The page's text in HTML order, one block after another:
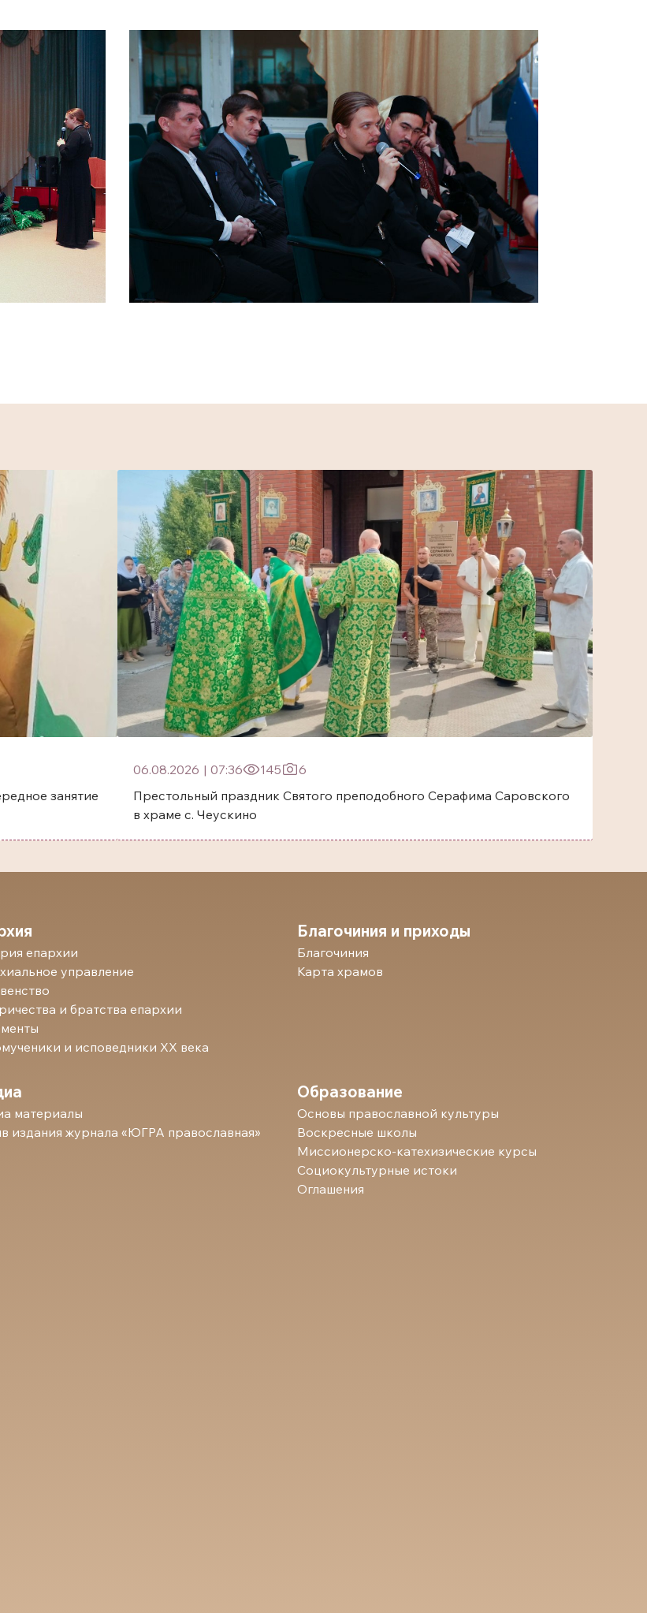
занятие
06.08.2026 | 07:36 145
6
Престольный праздник Святого преподобного Серафима Саровского
в храме с. Чеускино
епархии
управление
и братства епархии
и исповедники ХХ века
Благочиния и приходы
Благочиния
Карта храмов
материалы
издания журнала «ЮГРА православная»
Образование
Основы православной культуры
Воскресные школы
Миссионерско-катехизические курсы
Социокультурные истоки
Оглашения